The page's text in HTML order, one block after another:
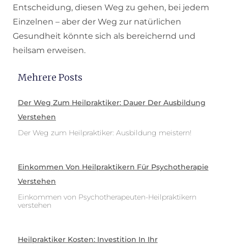
Entscheidung, diesen Weg zu gehen, bei jedem
Einzelnen – aber der Weg zur natürlichen
Gesundheit könnte sich als bereichernd und
heilsam erweisen.
Mehrere Posts
Der Weg Zum Heilpraktiker: Dauer Der Ausbildung
Verstehen
Der Weg zum Heilpraktiker: Ausbildung meistern!
Einkommen Von Heilpraktikern Für Psychotherapie
Verstehen
Einkommen von Psychotherapeuten-Heilpraktikern
verstehen
Heilpraktiker Kosten: Investition In Ihr